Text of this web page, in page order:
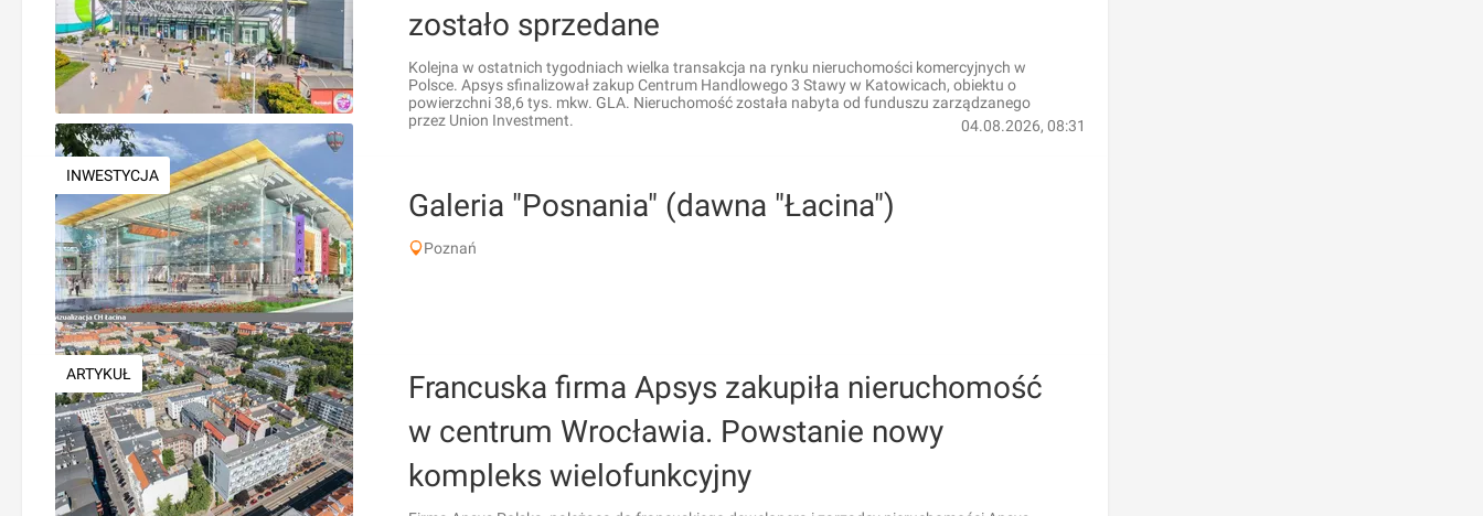
zostało sprzedane
Kolejna w ostatnich tygodniach wielka transakcja na rynku nieruchomości komercyjnych w
Polsce. Apsys sfinalizował zakup Centrum Handlowego 3 Stawy w Katowicach, obiektu o
powierzchni 38,6 tys. mkw. GLA. Nieruchomość została nabyta od funduszu zarządzanego
przez Union Investment.
04.08.2026, 08:31
INWESTYCJA
Galeria "Posnania" (dawna "Łacina")
Poznań
ARTYKUŁ
Francuska firma Apsys zakupiła nieruchomość
w centrum Wrocławia. Powstanie nowy
kompleks wielofunkcyjny